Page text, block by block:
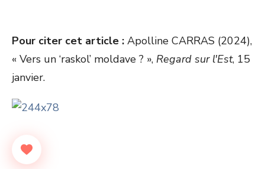
Pour citer cet article : Apolline CARRAS (2024),
« Vers un ‘raskol’ moldave ? », Regard sur l'Est, 15
janvier.